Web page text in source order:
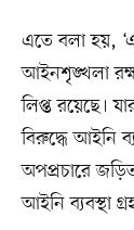
এতে বলা হয়,
আইনশৃঙ্খলা
লিপ্ত রয়েছে।
বিরুদ্ধে আইনি
অপপ্রচারে
আইনি ব্যবস্থা